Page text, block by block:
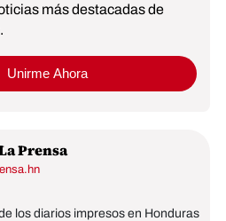
más destacadas de
Unirme Ahora
Prensa
los diarios impresos en Honduras